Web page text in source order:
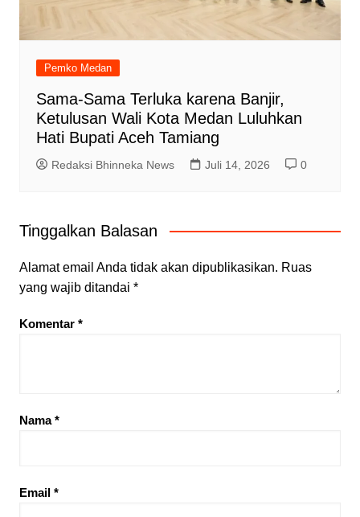
Pemko Medan
Sama-Sama Terluka karena Banjir,
Ketulusan Wali Kota Medan Luluhkan
Hati Bupati Aceh Tamiang
Redaksi Bhinneka News Juli 14, 2026 0
Tinggalkan Balasan
Alamat email Anda tidak akan dipublikasikan. Ruas
yang wajib ditandai *
Komentar *
Nama*
Email *